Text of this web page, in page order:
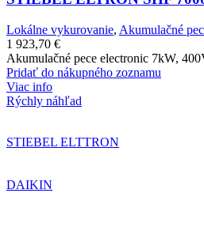
Lokálne vykurovanie, Akumulačné
1 923,70 €
Akumulačné pece electronic 7kW,
Pridať do nákupného zoznamu
Viac info
Rýchly náhľad
STIEBEL ELTTRON
DAIKIN